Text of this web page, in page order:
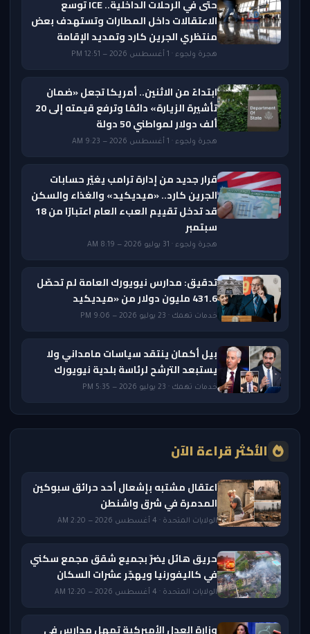
حتى في الرحلات الداخلية.. ICE توسع
الاعتقالات داخل المطارات وتستهدف بعض
منتظري الجرين كارد وتمديد الإقامة
هجرة ولجوء · 1 أغسطس 2026 — 12:51 PM
ابتداءً من الاثنين.. أمريكا تجعل «ضمان
تأشيرة الزيارة» دائمًا وترفع قيمته إلى 20
ألف دولار لمواطني 50 دولة
هجرة ولجوء · 1 أغسطس 2026 — 9:23 AM
قرار جديد من إدارة ترامب يغيّر حسابات
الجرين كارد.. «ميديكيد» والغذاء والسكن
قد تدخل تقييم العبء العام اعتبارًا من 18
سبتمبر
هجرة ولجوء · 31 يوليو 2026 — 8:19 AM
تدقيق: مدارس نيويورك العامة لم تحصّل
431.6 مليون دولار من «ميديكيد
خدمات تهمك · 23 يوليو 2026 — 9:06 PM
بيل أكمان ينتقد سياسات مامداني ولا
يستبعد الترشح لرئاسة بلدية نيويورك
خدمات تهمك · 23 يوليو 2026 — 5:35 PM
الأكثر قراءة الآن
اعتقال مشتبه بإشعال أحد حرائق سبوكين
المدمرة في شرق واشنطن
الولايات المتحدة · 4 أغسطس 2026 — 2:20 AM
حريق هائل يضرّ بجميع شقق مجمع سكني
في كاليفورنيا ويهجّر عشرات السكان
الولايات المتحدة · 4 أغسطس 2026 — 12:20 AM
وزارة العدل الأميركية تمهل مدارس في